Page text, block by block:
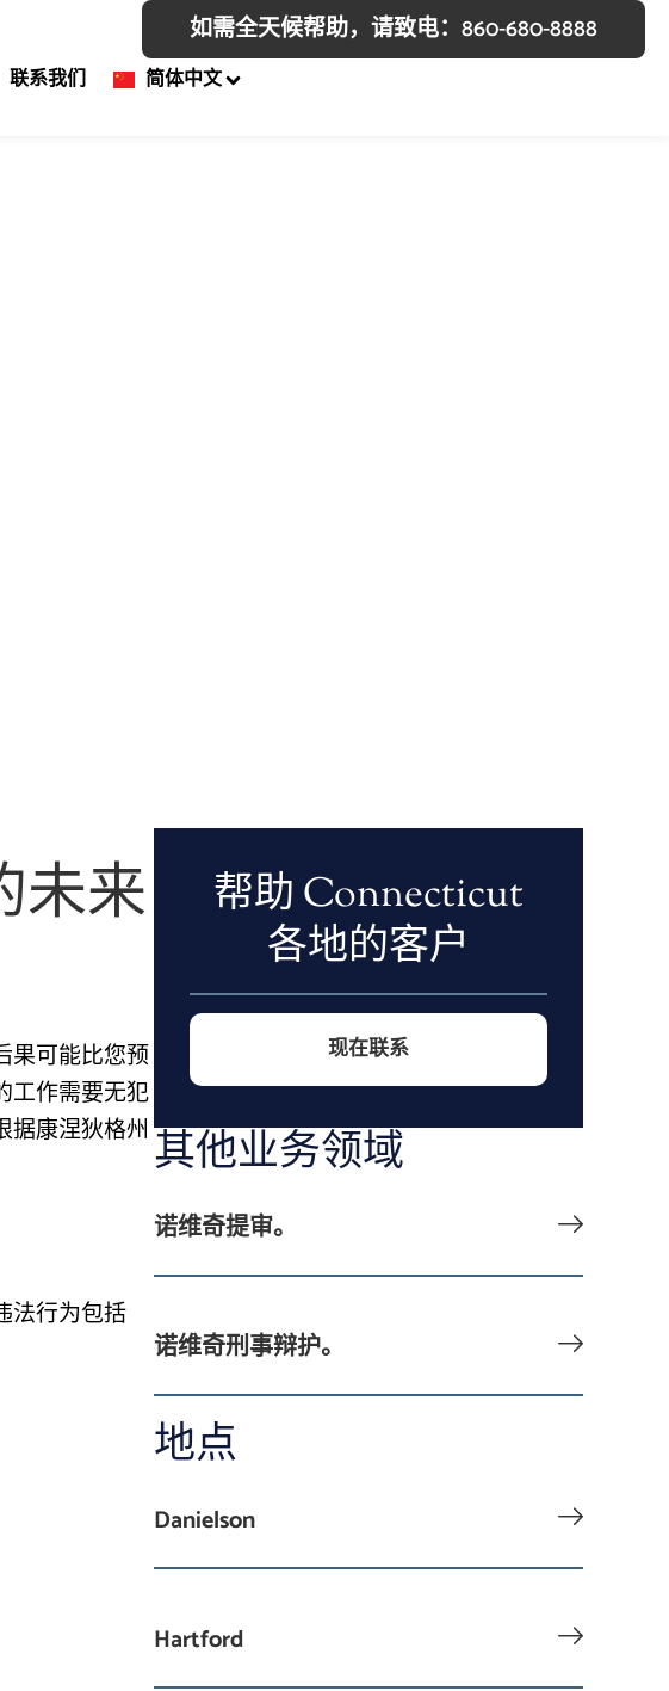
如需全天候帮助，请致电：860-680-8888
联系我们 简体中文
未来
果可能比您预
工作需要无犯
据康涅狄格州
法行为包括
帮助 Connecticut
各地的客户
现在联系
其他业务领域
诺维奇提审。
诺维奇刑事辩护。
地点
Danielson
Hartford